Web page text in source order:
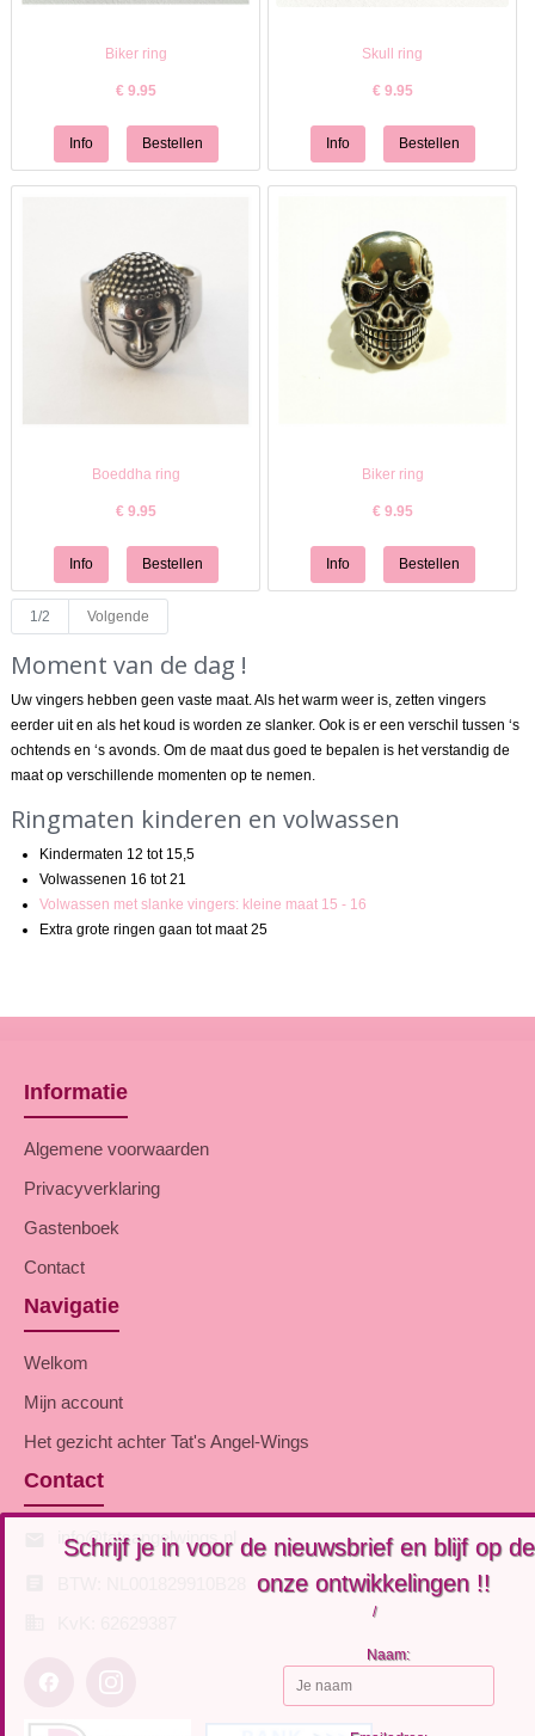
Biker ring
€ 9.95
Skull ring
€ 9.95
Boeddha ring
€ 9.95
Biker ring
€ 9.95
1/2 Volgende
Moment van de dag !
Uw vingers hebben geen vaste maat. Als het warm weer is, zetten vingers
eerder uit en als het koud is worden ze slanker. Ook is er een verschil tussen ‘s
ochtends en ‘s avonds. Om de maat dus goed te bepalen is het verstandig de
maat op verschillende momenten op te nemen.
Ringmaten kinderen en volwassen
Kindermaten 12 tot 15,5
Volwassenen 16 tot 21
Volwassen met slanke vingers: kleine maat 15 - 16
Extra grote ringen gaan tot maat 25
Schrijf je in voor de nieuwsbrief en blijf op de
hoogte van al onze ontwikkelingen !!
Informatie
Algemene voorwaarden
Privacyverklaring
Gastenboek
Contact
Navigatie
Welkom
Mijn account
Het gezicht achter Tat's Angel-Wings
Contact
info@tatsangelwings.nl